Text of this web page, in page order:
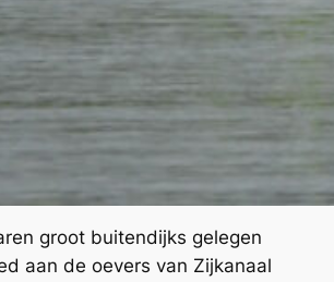
groot buitendijks gelegen
aan de oevers van Zijkanaal